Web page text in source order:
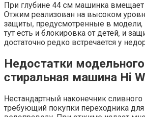
При глубине 44 см машинка вмещает
Отжим реализован на высоком
защиты, предусмотренные в модели,
тут есть и блокировка от детей, и
достаточно редко встречается у
Недостатки
стиральная машина Hi
Нестандартный наконечник
требующий покупки переходника